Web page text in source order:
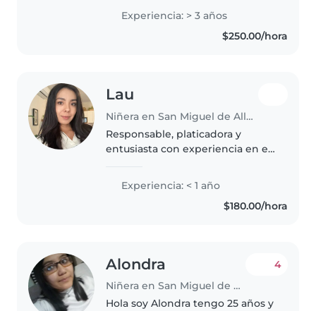
objetivo con los niños es poder
enseñarles algo y facilitar la vida
de los padres creando un..
Experiencia: > 3 años
$250.00/hora
Lau
Niñera en San Miguel de Allende
Responsable, platicadora y
entusiasta con experiencia en el
Cuento con certificación de
primeros auxilios y me siento
Experiencia: < 1 año
$180.00/hora
Alondra
Niñera en San Miguel de Allende
4
Hola soy Alondra tengo 25 años y